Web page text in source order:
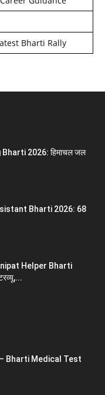
Bharti Rally
2026: हिमाचल जल
Bharti 2026: 68
Helper Bharti
– Bharti Medical Test